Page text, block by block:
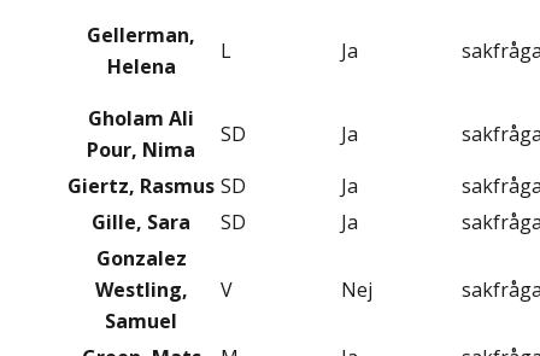
Gellerman,
Helena
L Ja
Gholam Ali
Pour, Nima
SD Ja
Giertz, Rasmus SD Ja
Gille, Sara
SD Ja
Gonzalez
Westling,
Samuel
V Nej